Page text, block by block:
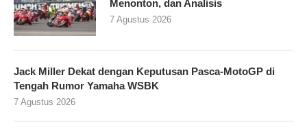
Menonton, dan Analisis
7 Agustus 2026
Jack Miller Dekat dengan Keputusan Pasca-MotoGP di
Tengah Rumor Yamaha WSBK
7 Agustus 2026